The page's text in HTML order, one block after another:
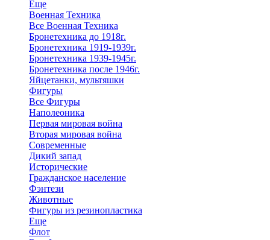
Еще
Военная Техника
Все Военная Техника
Бронетехника до 1918г.
Бронетехника 1919-1939г.
Бронетехника 1939-1945г.
Бронетехника после 1946г.
Яйцетанки, мультяшки
Фигуры
Все Фигуры
Наполеоника
Первая мировая война
Вторая мировая война
Современные
Дикий запад
Исторические
Гражданское население
Фэнтези
Животные
Фигуры из резинопластика
Еще
Флот